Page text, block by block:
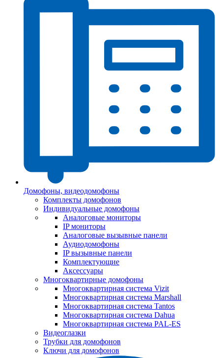
Домофоны, видеодомофоны
Комплекты домофонов
Индивидуальные домофоны
Аналоговые мониторы
IP мониторы
Аналоговые вызывные панели
Аудиодомофоны
IP вызывные панели
Комплектующие
Аксессуары
Многоквартирные домофоны
Многоквартирная система Vizit
Многоквартирная система Marshall
Многоквартирная система Tantos
Многоквартирная система Dahua
Многоквартирная система PAL-ES
Видеоглазки
Трубки для домофонов
Ключи для домофонов